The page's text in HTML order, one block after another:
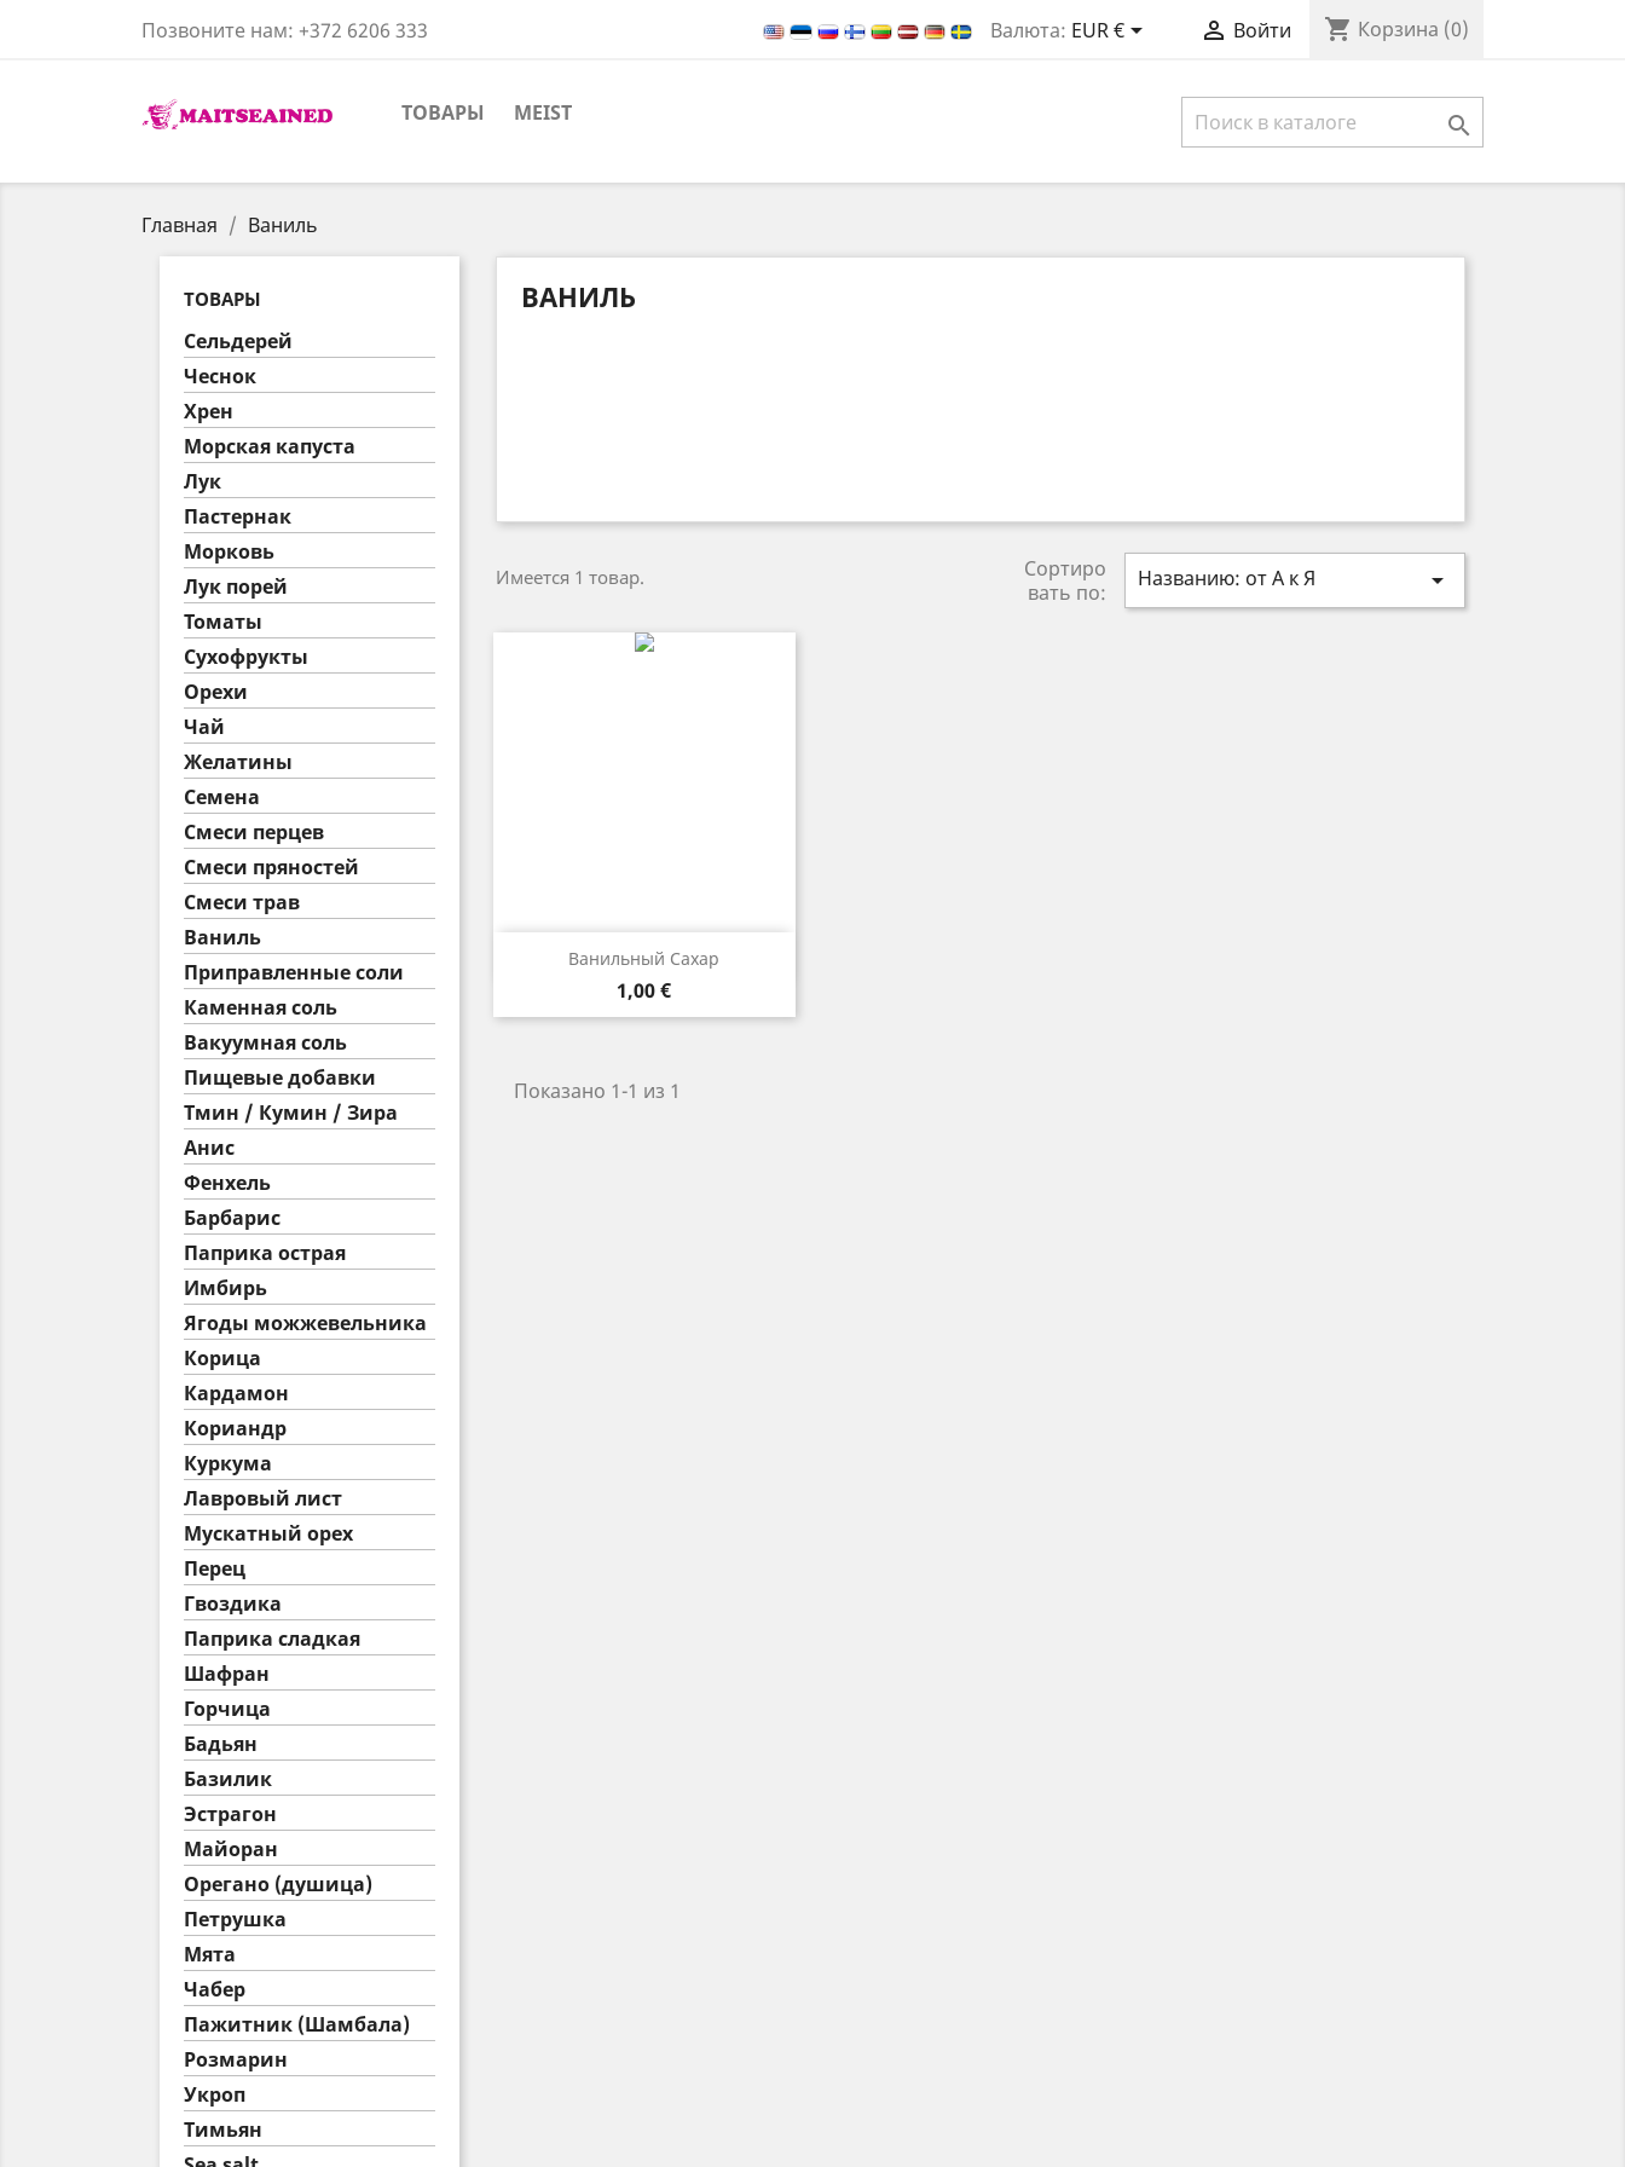
Позвоните нам: +372 6206 333 Валюта: EUR €  Войти shopping_cart Корзина (0)
ТОВАРЫ MEIST 
Главная Ваниль
ТОВАРЫ
Сельдерей
Чеснок
Хрен
Морская капуста
Лук
Пастернак
Морковь
Лук порей
Томаты
Сухофрукты
Орехи
Чай
Желатины
Семена
Смеси перцев
Смеси пряностей
Смеси трав
Ваниль
Приправленные соли
Каменная соль
Вакуумная соль
Пищевые добавки
Тмин / Кумин / Зира
Анис
Фенхель
Барбарис
Паприка острая
Имбирь
Ягоды можжевельника
Корица
Кардамон
Кориандр
Куркума
Лавровый лист
Муcкатный орех
Перец
Гвоздика
Паприка сладкая
Шафран
Горчица
Бадьян
Базилик
Эстрагон
Майоран
Орегано (душица)
Петрушка
Мята
Чабер
Пажитник (Шамбала)
Розмарин
Укроп
Тимьян
ВАНИЛЬ
Имеется 1 товар.
Сортиро
вать по:
Названию: от А к Я 
Ванильный Сахар
Цена
1,00 €
Быстрый просмотр
Показано 1-1 из 1